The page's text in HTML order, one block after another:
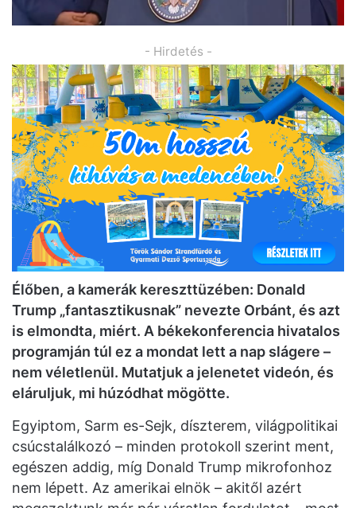
- Hirdetés -
Élőben, a kamerák kereszttüzében: Donald
Trump „fantasztikusnak” nevezte Orbánt, és azt
is elmondta, miért. A békekonferencia hivatalos
programján túl ez a mondat lett a nap slágere –
nem véletlenül. Mutatjuk a jelenetet videón, és
eláruljuk, mi húzódhat mögötte.
Egyiptom, Sarm es-Sejk, díszterem, világpolitikai
csúcstalálkozó – minden protokoll szerint ment,
egészen addig, míg Donald Trump mikrofonhoz
nem lépett. Az amerikai elnök – akitől azért